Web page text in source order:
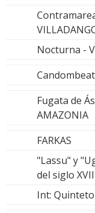
Nocturna -
Fugata de
AMAZONIA
FARKAS
"Lassu" y
del siglo XVII
Int: